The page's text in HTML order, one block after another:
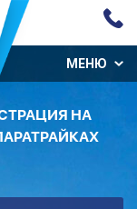
МЕНЮ
НА